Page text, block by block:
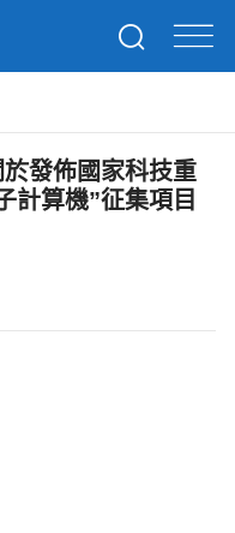
於發佈國家科技重
計算機”征集項目